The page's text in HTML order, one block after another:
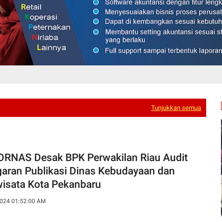
Tunjukkan semua
Desak BPK Perwakilan Riau Audit
Publikasi Dinas Kebudayaan dan
Kota Pekanbaru
01:52:00 AM